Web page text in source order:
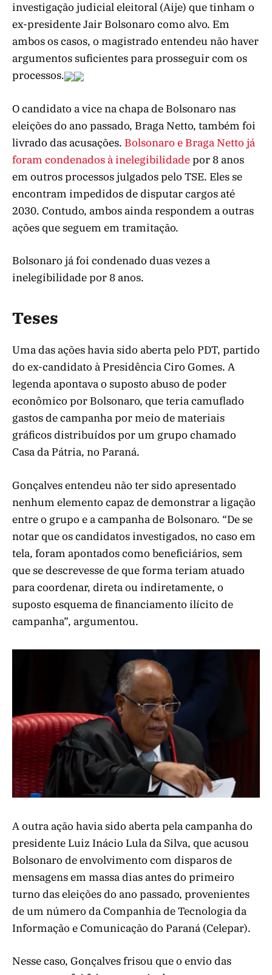
investigação judicial eleitoral (Aije) que tinham o
ex-presidente Jair Bolsonaro como alvo. Em
ambos os casos, o magistrado entendeu não haver
argumentos suficientes para prosseguir com os
processos.
O candidato a vice na chapa de Bolsonaro nas
eleições do ano passado, Braga Netto, também foi
livrado das acusações. Bolsonaro e Braga Netto já
foram condenados à inelegibilidadepor 8 anos
em outros processos julgados pelo TSE. Eles se
encontram impedidos de disputar cargos até
2030. Contudo, ambos ainda respondem a outras
ações que seguem em tramitação.
Bolsonaro já foi condenado duas vezes a
inelegibilidade por 8 anos.
Teses
Uma das ações havia sido aberta pelo PDT, partido
do ex-candidato à Presidência Ciro Gomes. A
legenda apontava o suposto abuso de poder
econômico por Bolsonaro, que teria camuflado
gastos de campanha por meio de materiais
gráficos distribuídos por um grupo chamado
Casa da Pátria, no Paraná.
Gonçalves entendeu não ter sido apresentado
nenhum elemento capaz de demonstrar a ligação
entre o grupo e a campanha de Bolsonaro. “De se
notar que os candidatos investigados, no caso em
tela, foram apontados como beneficiários, sem
que se descrevesse de que forma teriam atuado
para coordenar, direta ou indiretamente, o
suposto esquema de financiamento ilícito de
campanha”, argumentou.
A outra ação havia sido aberta pela campanha do
presidente Luiz Inácio Lula da Silva, que acusou
Bolsonaro de envolvimento com disparos de
mensagens em massa dias antes do primeiro
turno das eleições do ano passado, provenientes
de um número da Companhia de Tecnologia da
Informação e Comunicação do Paraná (Celepar).
Nesse caso, Gonçalves frisou que o envio das